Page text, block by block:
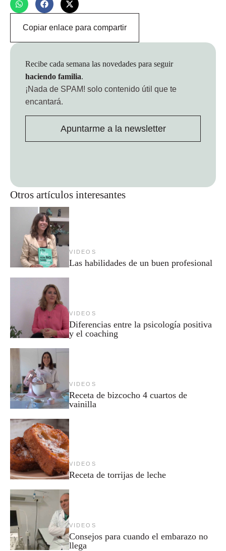
Copiar enlace para compartir
Otros artículos interesantes
VIDEOS
Las habilidades de un buen profesional
VIDEOS
Diferencias entre la psicología positiva
y el coaching
VIDEOS
Receta de bizcocho 4 cuartos de
vainilla
VIDEOS
Receta de torrijas de leche
VIDEOS
Consejos para cuando el embarazo no
llega
Recibe cada semana las novedades para seguir
haciendo familia.
¡Nada de SPAM! solo contenido útil que te
encantará.
Apuntarme a la newsletter